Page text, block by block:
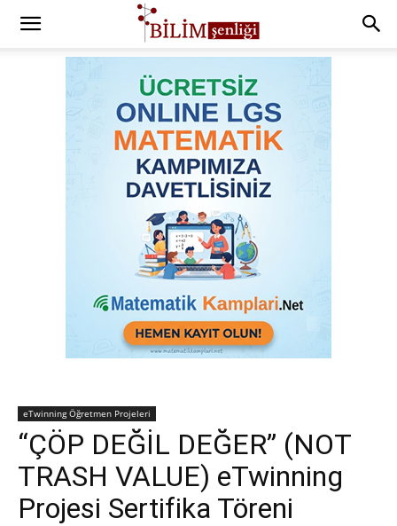
eTwinning Öğretmen Projeleri
“ÇÖP DEĞİL DEĞER” (NOT
TRASH VALUE) eTwinning
Projesi Sertifika Töreni